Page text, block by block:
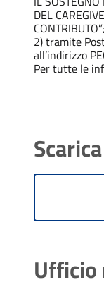
DEL
CONTRIBUTO”;
2) tramite
all’indirizzo
Per tutte le
Ufficio